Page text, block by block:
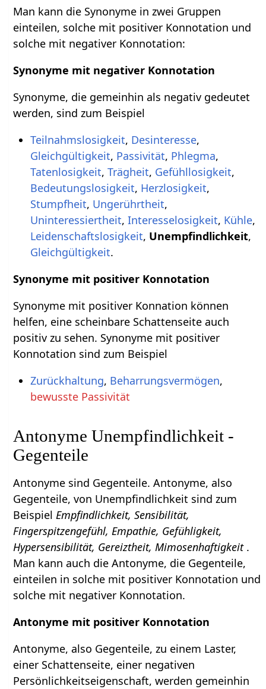
Man kann die Synonyme in zwei Gruppen
einteilen, solche mit positiver Konnotation und
solche mit negativer Konnotation:
Synonyme mit negativer Konnotation
Synonyme, die gemeinhin als negativ gedeutet
werden, sind zum Beispiel
Teilnahmslosigkeit, Desinteresse,
Gleichgültigkeit, Passivität, Phlegma,
Tatenlosigkeit, Trägheit, Gefühllosigkeit,
Bedeutungslosigkeit, Herzlosigkeit,
Stumpfheit, Ungerührtheit,
Uninteressiertheit, Interesselosigkeit, Kühle,
Leidenschaftslosigkeit, Unempfindlichkeit,
Gleichgültigkeit.
Synonyme mit positiver Konnotation
Synonyme mit positiver Konnation können
helfen, eine scheinbare Schattenseite auch
positiv zu sehen. Synonyme mit positiver
Konnotation sind zum Beispiel
Zurückhaltung, Beharrungsvermögen,
bewusste Passivität
Antonyme Unempfindlichkeit -
Gegenteile
Antonyme sind Gegenteile. Antonyme, also
Gegenteile, von Unempfindlichkeit sind zum
BeispielEmpfindlichkeit, Sensibilität,
Fingerspitzengefühl, Empathie, Gefühligkeit,
Hypersensibilität, Gereiztheit, Mimosenhaftigkeit .
Man kann auch die Antonyme, die Gegenteile,
einteilen in solche mit positiver Konnotation und
solche mit negativer Konnotation.
Antonyme mit positiver Konnotation
Antonyme, also Gegenteile, zu einem Laster,
einer Schattenseite, einer negativen
Persönlichkeitseigenschaft, werden gemeinhin